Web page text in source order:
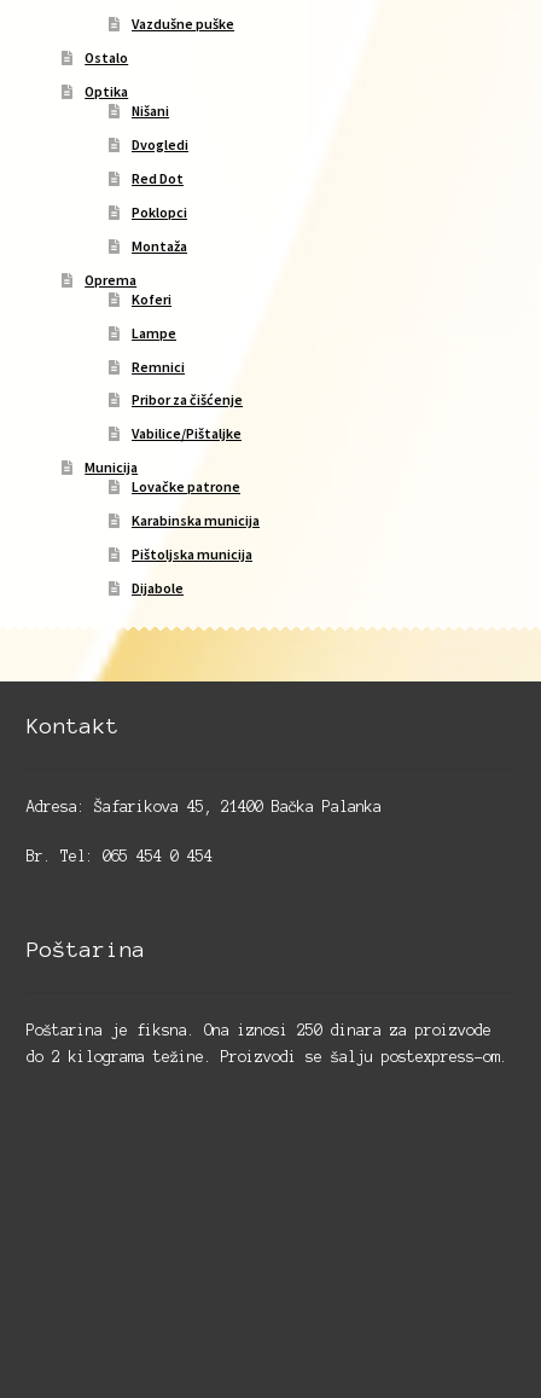
Vazdušne puške
Ostalo
Optika
Nišani
Dvogledi
Red Dot
Poklopci
Montaža
Oprema
Koferi
Lampe
Remnici
Pribor za čišćenje
Vabilice/Pištaljke
Municija
Lovačke patrone
Karabinska municija
Pištoljska municija
Dijabole
Kontakt
Adresa: Šafarikova 45, 21400 Bačka Palanka
Br. Tel: 065 454 0 454
Poštarina
Poštarina je fiksna. Ona iznosi 250 dinara za proizvode
do 2 kilograma težine. Proizvodi se šalju postexpress-om.